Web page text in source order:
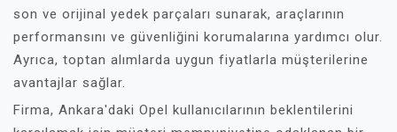
son ve orijinal yedek parçaları sunarak, araçlarının
performansını ve güvenliğini korumalarına yardımcı olur.
Ayrıca, toptan alımlarda uygun fiyatlarla müşterilerine
avantajlar sağlar.
Firma, Ankara'daki Opel kullanıcılarının beklentilerini